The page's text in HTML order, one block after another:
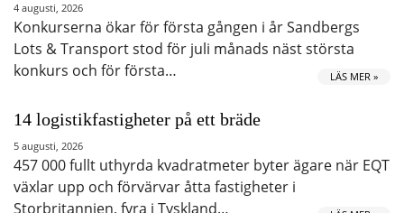
4 augusti, 2026
Konkurserna ökar för första gången i år Sandbergs
Lots & Transport stod för juli månads näst största
konkurs och för första…
LÄS MER »
14 logistikfastigheter på ett bräde
5 augusti, 2026
457 000 fullt uthyrda kvadratmeter byter ägare när EQT
växlar upp och förvärvar åtta fastigheter i
Storbritannien, fyra i Tyskland…